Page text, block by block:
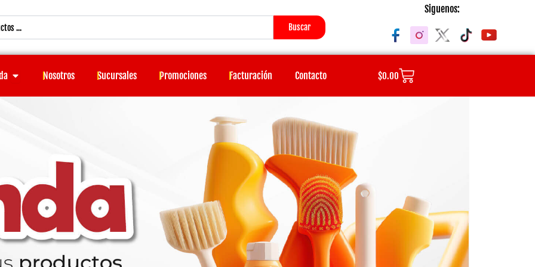
Buscar
Siguenos:
Open TiendaNosotros Sucursales Promociones Facturación Contacto $0.00Cart